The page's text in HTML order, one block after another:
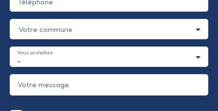
Votre commune
-
Vous souhaitez
Votre message